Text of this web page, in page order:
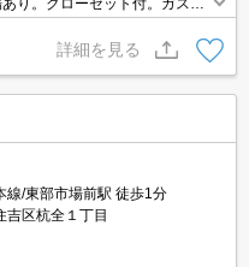
り。クローゼット付。ガスコ
詳細を見る
線/東部市場前駅 徒歩1分
吉区杭全１丁目